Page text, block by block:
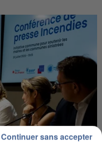
Continuer sans accepter